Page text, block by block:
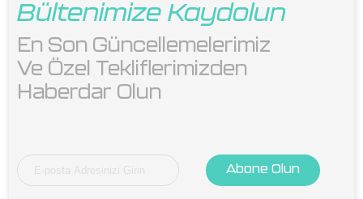
Bültenimize Kaydolun
En Son Güncellemelerimiz
Ve Özel Tekliflerimizden
Haberdar Olun
Abone Olun